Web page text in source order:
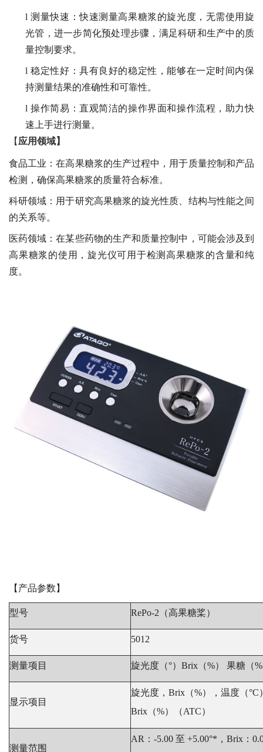
l 测量快速：快速测量高果糖浆的旋光度，无需使用旋
光管，进一步简化预处理步骤，满足科研和生产中的质
量控制要求。
l 稳定性好：具有良好的稳定性，能够在一定时间内保
持测量结果的准确性和可靠性。
l 操作简易：直观简洁的操作界面和操作流程，助力快
速上手进行测量。
【 应用领域】
食品工业：在高果糖浆的生产过程中，用于质量控制和产品
检测，确保高果糖浆的质量符合标准。
科研领域：用于研究高果糖浆的旋光性质、结构与性能之间
的关系等。
医药领域：在某些药物的生产和质量控制中，可能会涉及到
高果糖浆的使用，旋光仪可用于检测高果糖浆的含量和纯
度。
【产品参数】
型号 RePo-2（高果糖桨）
货号 5012
测量项目 旋光度（°）Brix（%） 果糖（
显示项目
旋光度，Brix（%），温度（
Brix（%）（ATC）
测量范围
AR：-5.00 至 +5.00°*，Brix：